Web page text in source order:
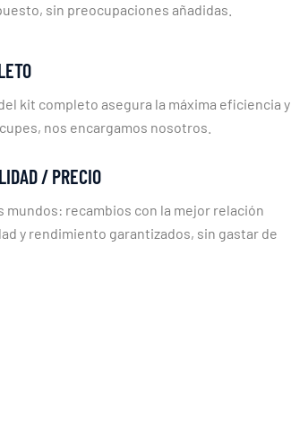
sin preocupaciones añadidas.
kit completo asegura la máxima eficiencia y
nos encargamos nosotros.
/ PRECIO
mundos: recambios con la mejor relación
y rendimiento garantizados, sin gastar de